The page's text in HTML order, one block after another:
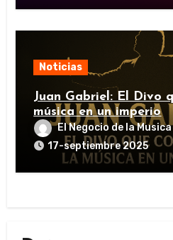
Noticias
Juan Gabriel: El Divo
música en un imperio
El Negocio de la Musica
17-septiembre 2025